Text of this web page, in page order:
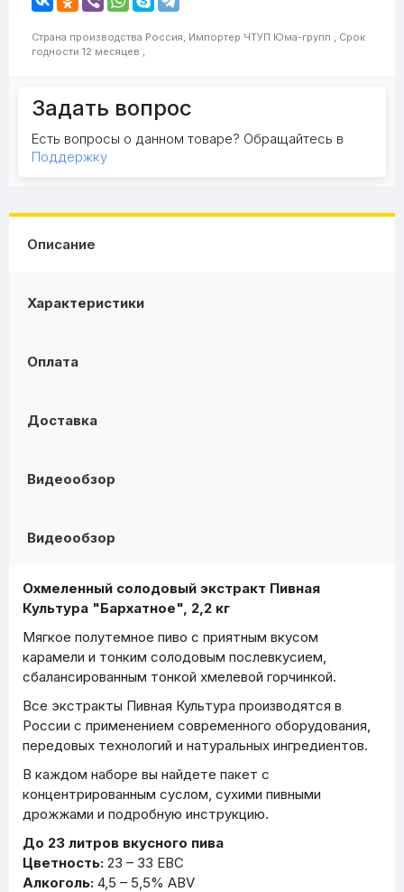
Страна производства Россия, Импортер ЧТУП Юма-групп , Срок
годности 12 месяцев ,
Задать вопрос
Есть вопросы о данном товаре? Обращайтесь в
Поддержку
Описание
Характеристики
Оплата
Доставка
Видеообзор
Видеообзор
Охмеленный солодовый экстракт Пивная
Культура "Бархатное", 2,2 кг
Мягкое полутемное пиво с приятным вкусом
карамели и тонким солодовым послевкусием,
сбалансированным тонкой хмелевой горчинкой.
Все экстракты Пивная Культура производятся в
России с применением современного оборудования,
передовых технологий и натуральных ингредиентов.
В каждом наборе вы найдете пакет с
концентрированным суслом, сухими пивными
дрожжами и подробную инструкцию.
До 23 литров вкусного пива
Цветность: 23 – 33 EBC
Алкоголь: 4,5 – 5,5% ABV